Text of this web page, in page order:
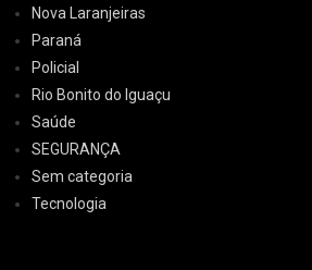
Nova Laranjeiras
Paraná
Policial
Rio Bonito do Iguaçu
Saúde
SEGURANÇA
Sem categoria
Tecnologia